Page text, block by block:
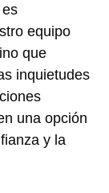
equipo
que
inquietudes
una opción
y la